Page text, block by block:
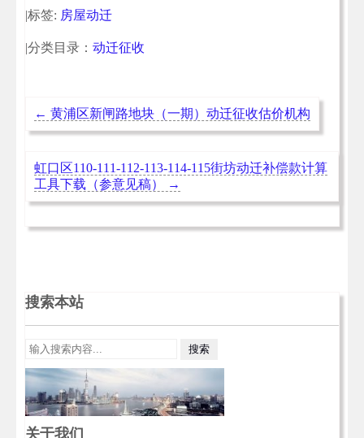
|标签: 房屋动迁
|分类目录： 动迁征收
← 黄浦区新闸路地块（一期）动迁征收估价机构
虹口区110-111-112-113-114-115街坊动迁补偿款计算
工具下载（参意见稿）
→
搜索本站
关于我们